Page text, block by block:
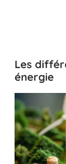
Les
énergie